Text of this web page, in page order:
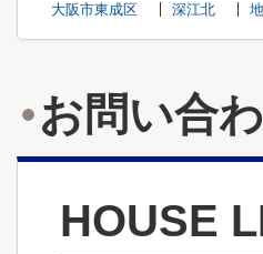
大阪市東成区 深江北
お問い合
HOUSE